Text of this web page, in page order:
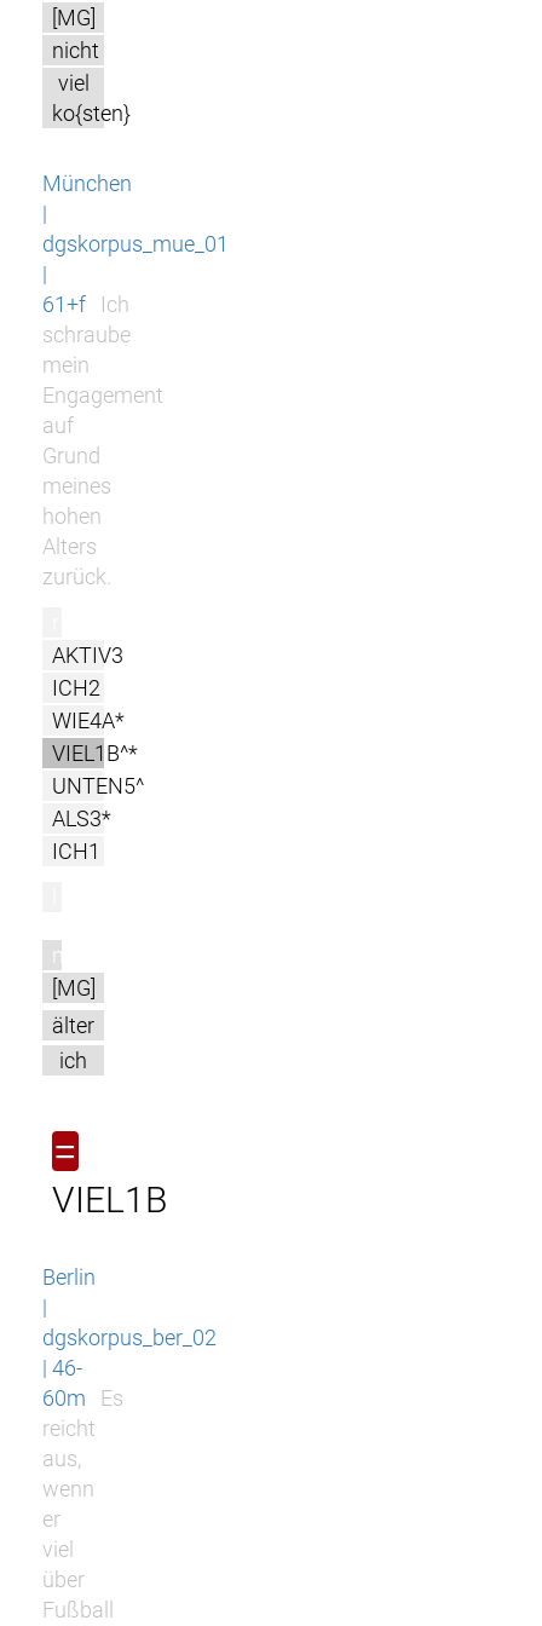
[MG]
nicht
viel
ko{sten}
München
|
dgskorpus_mue_01
|
61+f
Ich
schraube
mein
Engagement
auf
Grund
meines
hohen
Alters
zurück.
AKTIV3
ICH2
WIE4A*
VIEL1B^*
UNTEN5^
ALS3*
ICH1
m
[MG]
älter
ich
=
VIEL1B
Berlin
|
dgskorpus_ber_02
| 46-
60m
Es
reicht
aus,
wenn
er
viel
über
Fußball